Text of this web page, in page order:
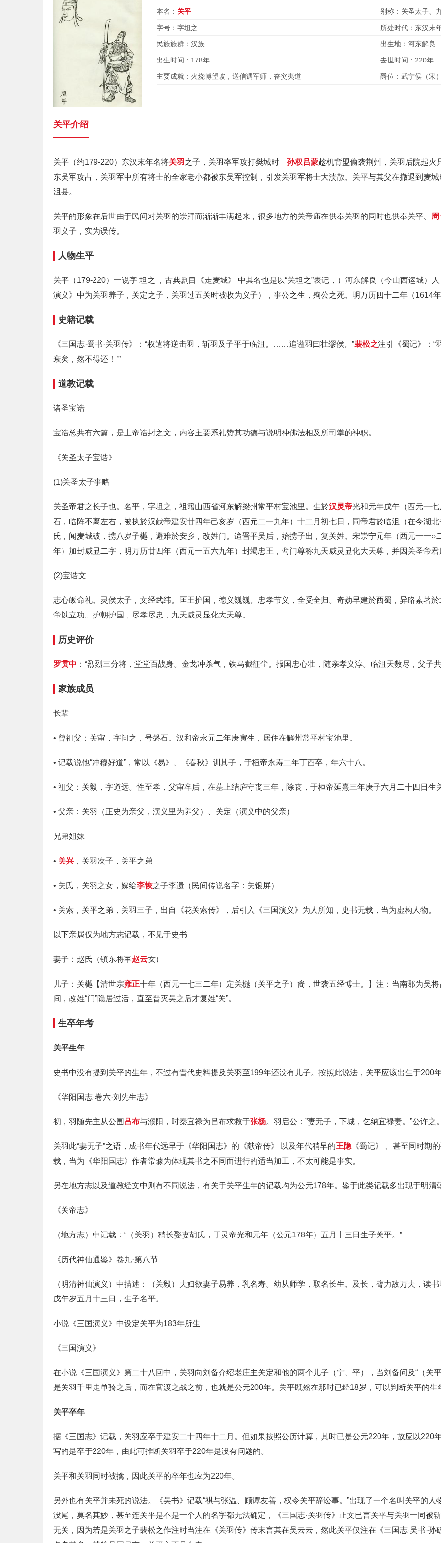
本名： 关平 别称：关圣太子、
字号：字坦之 所处时代：东汉末
民族族群：汉族 出生地：河东解良
出生时间：178年 去世时间：220年
主要成就：火烧博望坡，送信调军师，奋突夷道 爵位：武宁侯（宋
关平介绍
关平（约179-220）东汉末年名将关羽 之子，关羽率军攻打樊城时， 孙权吕蒙趁机背盟偷袭荆州，关羽后院起火
东吴军攻占，关羽军中所有将士的全家老小都被东吴军控制，引发关羽军将士大溃散。关平与其父在撤退到麦
沮县。
关平的形象在后世由于民间对关羽的崇拜而渐渐丰满起来，很多地方的关帝庙在供奉关羽的同时也供奉关平、 周
羽义子，实为误传。
人物生平
关平（179-220）一说字 坦之 ，古典剧目《走麦城》 中其名也是以“关坦之”表记，）河东解良（今山西运城）
演义》中为关羽养子，关定之子，关羽过五关时被收为义子），事公之生，殉公之死。明万历四十二年（1614年
史籍记载
《三国志·蜀书·关羽传》：“权遣将逆击羽，斩羽及子平于临沮。……追谥羽曰壮缪侯。”裴松之注引《蜀记》：“
衰矣，然不得还！’”
道教记载
诸圣宝诰
宝诰总共有六篇，是上帝诰封之文，内容主要系礼赞其功德与说明神佛法相及所司掌的神职。
《关圣太子宝诰》
(1)关圣太子事略
关圣帝君之长子也。名平，字坦之，祖籍山西省河东解梁州常平村宝池里。生於汉灵帝光和元年戊午（西元一
石，临阵不离左右，被执於汉献帝建安廿四年己亥岁（西元二一九年）十二月初七日，同帝君於临沮（在今湖
氏，闻麦城破，携八岁子樾，避难於安乡，改姓门。迨晋平吴后，始携子出，复关姓。宋崇宁元年（西元一一○
年）加封威显二字，明万历廿四年（西元一五六九年）封竭忠王，鸾门尊称九天威灵显化大天尊，并因关圣帝君
(2)宝诰文
志心皈命礼。灵侯太子，文经武纬。匡王护国，德义巍巍。忠孝节义，全受全归。奇勋早建於西蜀，异略素著
帝以立功。护朝护国，尽孝尽忠，九天威灵显化大天尊。
历史评价
罗贯中 ：“烈烈三分将，堂堂百战身。金戈冲杀气，铁马截征尘。报国忠心壮，随亲孝义淳。临沮天数尽，父子
家族成员
长辈
• 曾祖父：关审，字问之，号磐石。汉和帝永元二年庚寅生，居住在解州常平村宝池里。
• 记载说他“冲穆好道”，常以《易》、《春秋》训其子，于桓帝永寿二年丁酉卒，年六十八。
• 祖父：关毅，字道远。性至孝，父审卒后，在墓上结庐守丧三年，除丧，于桓帝延熹三年庚子六月二十四日生
• 父亲：关羽（正史为亲父，演义里为养父）、关定（演义中的父亲）
兄弟姐妹
• 关兴 ，关羽次子，关平之弟
• 关氏，关羽之女，嫁给李恢之子李遗（民间传说名字：关银屏）
• 关索，关平之弟，关羽三子，出自《花关索传》，后引入《三国演义》为人所知，史书无载，当为虚构人物。
以下亲属仅为地方志记载，不见于史书
妻子：赵氏（镇东将军赵云女）
儿子：关樾【清世宗雍正十年（西元一七三二年）定关樾（关平之子）裔，世袭五经博士。】注：当南郡为吴
间，改姓“门”隐居过活，直至晋灭吴之后才复姓“关”。
生卒年考
关平生年
史书中没有提到关平的生年，不过有晋代史料提及关羽至199年还没有儿子。按照此说法，关平应该出生于200年
《华阳国志·卷六·刘先生志》
初，羽随先主从公围 吕布与濮阳，时秦宜禄为吕布求救于张杨。羽启公：”妻无子，下城，乞纳宜禄妻。”公许之。
关羽此“妻无子”之语，成书年代远早于《华阳国志》的《献帝传》 以及年代稍早的王隐 《蜀记》 、甚至同时期
载，当为《华阳国志》作者常璩为体现其书之不同而进行的适当加工，不太可能是事实。
另在地方志以及道教经文中则有不同说法，有关于关平生年的记载均为公元178年。鉴于此类记载多出现于明清
《关帝志》
（地方志）中记载：“（关羽）稍长娶妻胡氏，于灵帝光和元年（公元178年）五月十三日生子关平。”
《历代神仙通鉴》卷九·第八节
（明清神仙演义）中描述：（关毅）夫妇欲妻子易养，乳名寿。幼从师学，取名长生。及长，膂力敌万夫，读
戊午岁五月十三日，生子名平。
小说《三国演义》中设定关平为183年所生
《三国演义》
在小说《三国演义》第二十八回中，关羽向刘备介绍老庄主关定和他的两个儿子（宁、平），当刘备问及“（关
是关羽千里走单骑之后，而在官渡之战之前，也就是公元200年。关平既然在那时已经18岁，可以判断关平的生
关平卒年
据《三国志》记载，关羽应卒于建安二十四年十二月。但如果按照公历计算，其时已是公元220年，故应以220
写的是卒于220年，由此可推断关羽卒于220年是没有问题的。
关平和关羽同时被擒，因此关平的卒年也应为220年。
另外也有关平并未死的说法。《吴书》记载“祺与张温、顾谭友善，权令关平辞讼事。”出现了一个名叫关平的
没尾，莫名其妙，甚至连关平是不是一个人的名字都无法确定，《三国志·关羽传》正文已言关平与关羽一同被
无关，因为若是关羽之子裴松之作注时当注在《关羽传》传末言其在吴云云，然此关平仅注在《三国志·吴书·